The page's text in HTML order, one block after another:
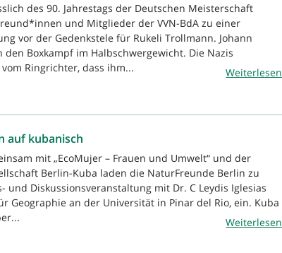
des 90. Jahrestags der Deutschen Meisterschaft
und Mitglieder der VVN-BdA zu einer
vor der Gedenkstele für Rukeli Trollmann. Johann
den Boxkampf im Halbschwergewicht. Die Nazis
Ringrichter, dass ihm...
Weiterlesen
auf kubanisch
mit „EcoMujer – Frauen und Umwelt“ und der
Berlin-Kuba laden die NaturFreunde Berlin zu
und Diskussionsveranstaltung mit Dr. C Leydis Iglesias
Geographie an der Universität in Pinar del Rio, ein. Kuba
Weiterlesen